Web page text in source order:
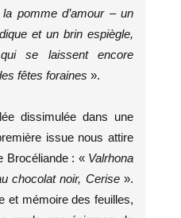
pomme d’amour – un
et un brin espiègle,
se laissent encore
fêtes foraines ».
dissimulée dans une
issue nous attire
Brocéliande : « Valrhona
chocolat noir, Cerise ».
et mémoire des feuilles,